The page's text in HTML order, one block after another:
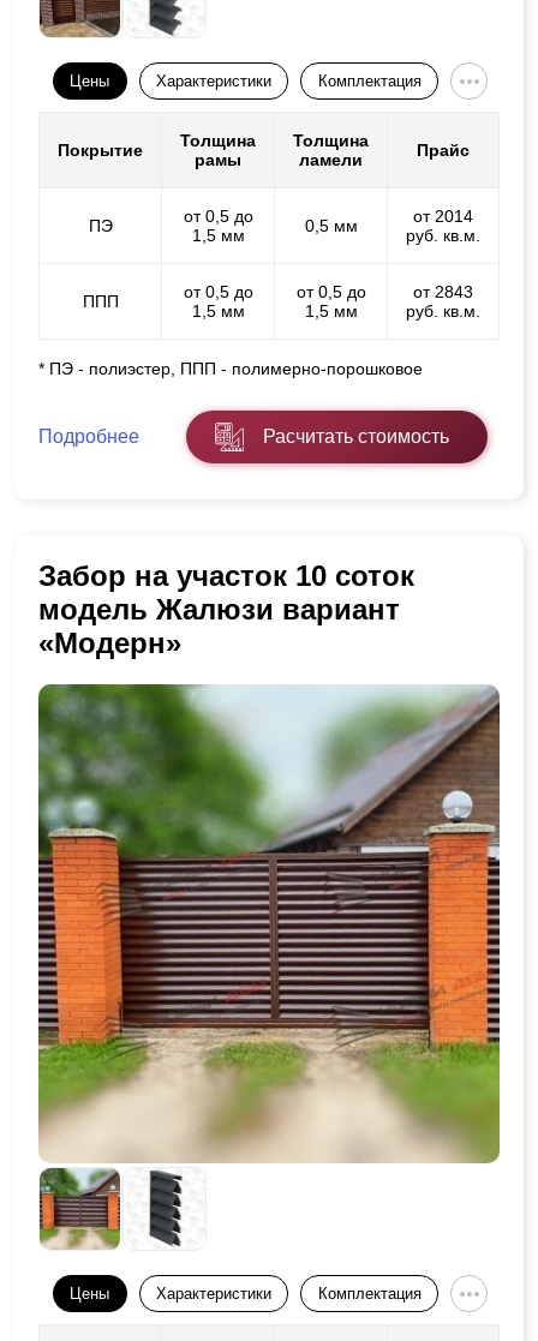
Цены Характеристики Комплектация
Покрытие
Толщина
рамы
Толщина
ламели
Прайс
ПЭ
от 0,5 до
1,5 мм
0,5 мм
от 2014
руб. кв.м.
ППП
от 0,5 до
1,5 мм
от 0,5 до
1,5 мм
от 2843
руб. кв.м.
* ПЭ - полиэстер, ППП - полимерно-порошковое
Подробнее Расчитать стоимость
Забор на участок 10 соток
модель Жалюзи вариант
«Модерн»
Цены Характеристики Комплектация